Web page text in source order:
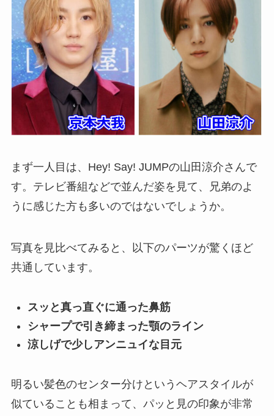
まず一人目は、Hey! Say! JUMPの山田涼介さんで
す。テレビ番組などで並んだ姿を見て、兄弟のよ
うに感じた方も多いのではないでしょうか。
写真を見比べてみると、以下のパーツが驚くほど
共通しています。
スッと真っ直ぐに通った鼻筋
シャープで引き締まった顎のライン
涼しげで少しアンニュイな目元
明るい髪色のセンター分けというヘアスタイルが
似ていることも相まって、パッと見の印象が非常